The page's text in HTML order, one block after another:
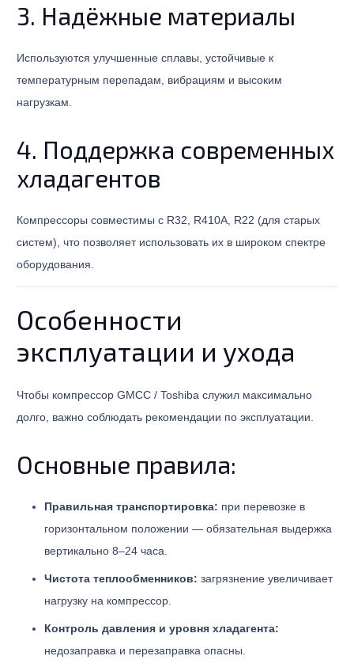
3. Надёжные материалы
Используются улучшенные сплавы, устойчивые к
температурным перепадам, вибрациям и высоким
нагрузкам.
4. Поддержка современных
хладагентов
Компрессоры совместимы с R32, R410A, R22 (для старых
систем), что позволяет использовать их в широком спектре
оборудования.
Особенности
эксплуатации и ухода
Чтобы компрессор GMCC / Toshiba служил максимально
долго, важно соблюдать рекомендации по эксплуатации.
Основные правила:
Правильная транспортировка: при перевозке в
горизонтальном положении — обязательная выдержка
вертикально 8–24 часа.
Чистота теплообменников: загрязнение увеличивает
нагрузку на компрессор.
Контроль давления и уровня хладагента:
недозаправка и перезаправка опасны.